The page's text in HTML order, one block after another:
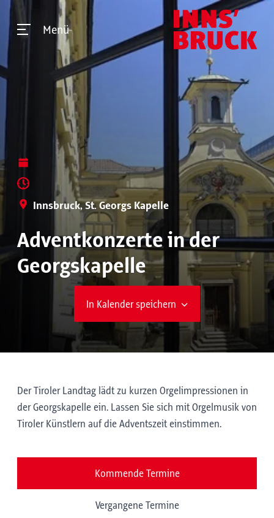
Menü
Innsbruck, St. Georgs Kapelle
Adventkonzerte in der
Georgskapelle
In Kalender speichern
Der Tiroler Landtag lädt zu kurzen Orgelimpressionen in
der Georgskapelle ein. Lassen Sie sich mit Orgelmusik von
Tiroler Künstlern auf die Adventszeit einstimmen.
Kommende Termine
Vergangene Termine